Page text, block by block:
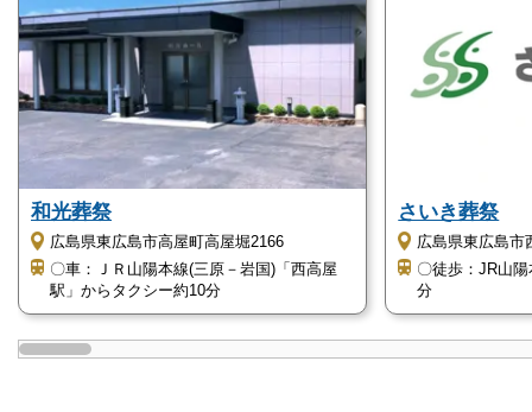
の中にあります。
最寄り駅からは車で20分と距離があるため、最寄り駅
からタクシーなどを利用してお越しいただくことをお
すすめします。
静かな環境なので、日頃の喧噪を忘れて故人と向き合
うことができます。
故人との最期の時間を静かにお過ごししたい方におす
すめの斎場です。
和光葬祭
広島県東広島市高屋町高屋堀2166
〇車：ＪＲ山陽本線(三原－岩国)「西高屋
駅」からタクシー約10分
さいき葬祭
広島県東広島市
〇徒歩：JR山
分